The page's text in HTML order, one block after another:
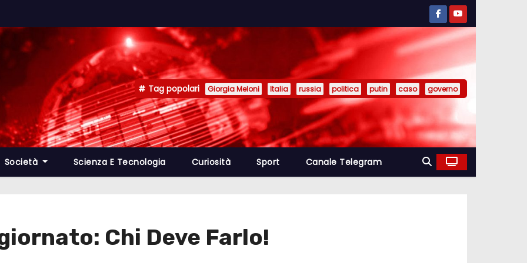
Tag popolari Giorgia Meloni Italia russia politica putin caso governo
Società Scienza E Tecnologia Curiosità Sport Canale Telegram
Chi Deve Farlo!